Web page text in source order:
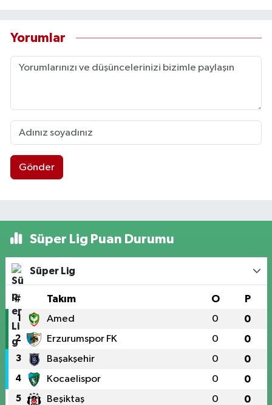
Yorumlar
Gönder
Süper Lig Puan Durumu
Süper Lig
# Takım O P
1 Amed 0 0
2 Erzurumspor FK 0 0
3 Başakşehir 0 0
4 Kocaelispor 0 0
5 Beşiktaş 0 0